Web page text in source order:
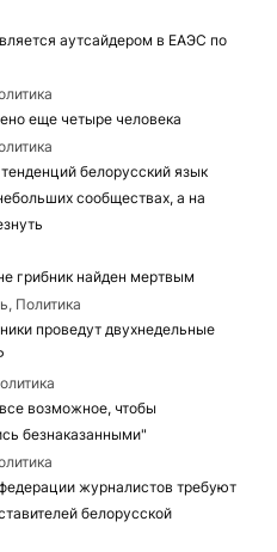
аутсайдером в ЕАЭС по
еще четыре человека
белорусский язык
сообществах, а на
грибник найден мертвым
Политика
проведут двухнедельные
возможное, чтобы
безнаказанными"
журналистов требуют
белорусской